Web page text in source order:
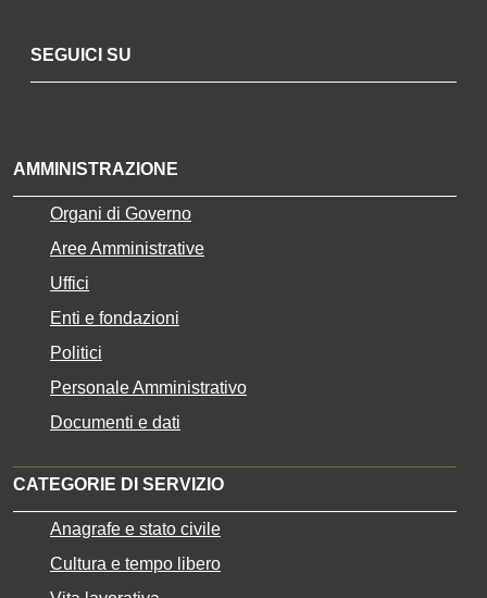
SEGUICI SU
AMMINISTRAZIONE
Organi di Governo
Aree Amministrative
Uffici
Enti e fondazioni
Politici
Personale Amministrativo
Documenti e dati
CATEGORIE DI SERVIZIO
Anagrafe e stato civile
Cultura e tempo libero